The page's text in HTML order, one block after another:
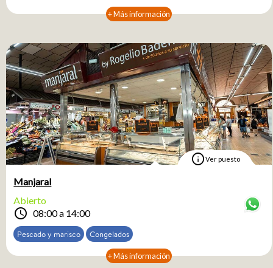
+ Más información
infoVer puesto
Manjaral
Abierto
schedule 08:00 a 14:00
Pescado y marisco Congelados
+ Más información